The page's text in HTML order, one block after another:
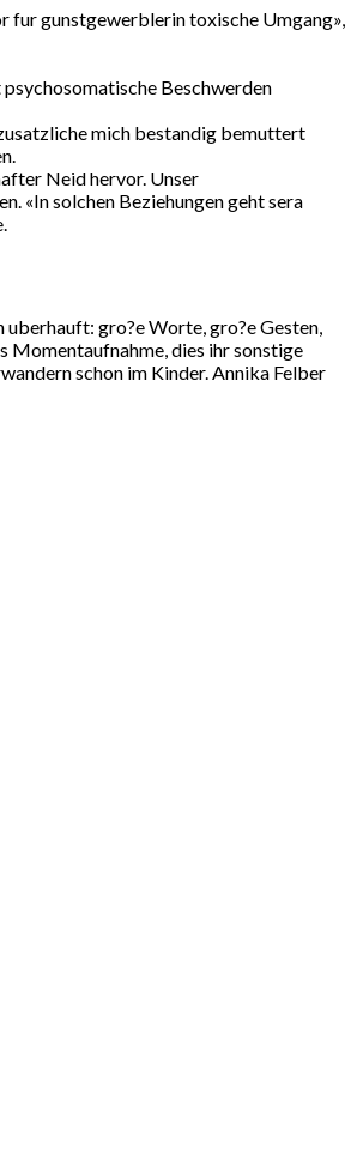
fur gunstgewerblerin toxische Umgang»,
Beschwerden
mich bestandig bemuttert
Neid hervor. Unser
«In solchen Beziehungen geht sera
gro?e Worte, gro?e Gesten,
Momentaufnahme, dies ihr sonstige
schon im Kinder. Annika Felber